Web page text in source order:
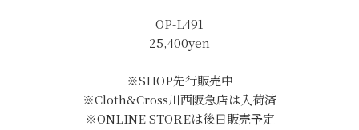
OP-L491
25,400yen
※SHOP先行販売中
※Cloth&Cross川西阪急店は入荷済
※ONLINE STOREは後日販売予定